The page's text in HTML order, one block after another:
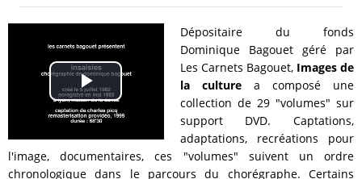
Play
Video
Dépositaire du fonds
Dominique Bagouet géré par
Les Carnets Bagouet, Images de
la culture a composé une
collection de 29 "volumes" sur
support DVD. Captations,
adaptations, recréations pour
l'image, documentaires, ces "volumes" suivent un ordre
chronologique dans le parcours du chorégraphe. Certains